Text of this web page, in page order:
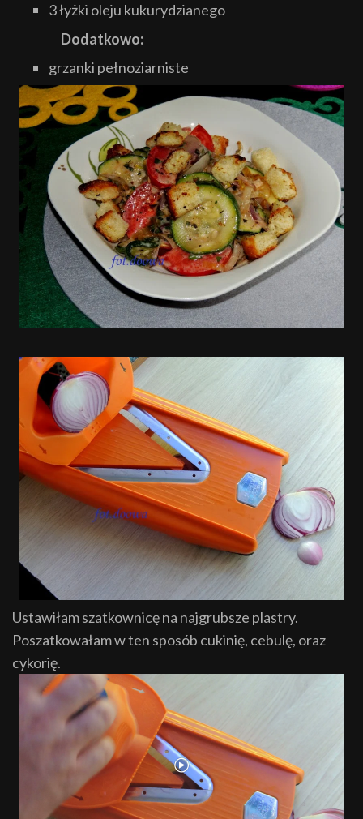
3 łyżki oleju kukurydzianego
Dodatkowo:
grzanki pełnoziarniste
Ustawiłam szatkownicę na najgrubsze plastry.
Poszatkowałam w ten sposób cukinię, cebulę, oraz
cykorię.